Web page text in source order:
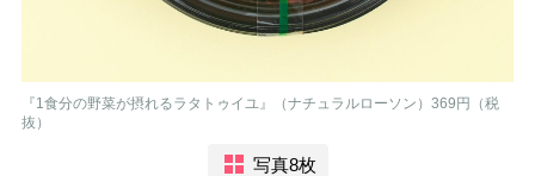
『1食分の野菜が摂れるラタトゥイユ』（ナチュラルローソン）369円（税
抜）
写真8枚